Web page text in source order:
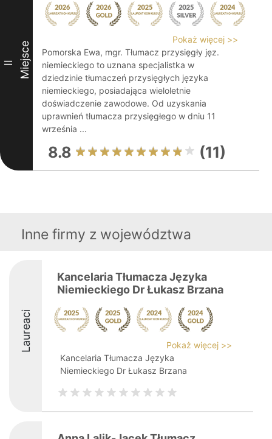
II Miejsce
Pokaż więcej >>
Pomorska Ewa, mgr. Tłumacz przysięgły jęz.
niemieckiego to uznana specjalistka w
dziedzinie tłumaczeń przysięgłych języka
niemieckiego, posiadająca wieloletnie
doświadczenie zawodowe. Od uzyskania
uprawnień tłumacza przysięgłego w dniu 11
września ...
8.8 (11)
Inne firmy z województwa
Laureaci
Kancelaria Tłumacza Języka
Niemieckiego Dr Łukasz Brzana
Pokaż więcej >>
Kancelaria Tłumacza Języka
Niemieckiego Dr Łukasz Brzana